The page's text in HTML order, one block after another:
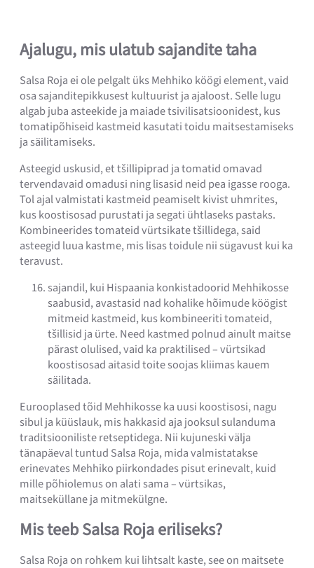
Ajalugu, mis ulatub sajandite taha
Salsa Roja ei ole pelgalt üks Mehhiko köögi element, vaid
osa sajanditepikkusest kultuurist ja ajaloost. Selle lugu
algab juba asteekide ja maiade tsivilisatsioonidest, kus
tomatipõhiseid kastmeid kasutati toidu maitsestamiseks
ja säilitamiseks.
Asteegid uskusid, et tšillipiprad ja tomatid omavad
tervendavaid omadusi ning lisasid neid pea igasse rooga.
Tol ajal valmistati kastmeid peamiselt kivist uhmrites,
kus koostisosad purustati ja segati ühtlaseks pastaks.
Kombineerides tomateid vürtsikate tšillidega, said
asteegid luua kastme, mis lisas toidule nii sügavust kui ka
teravust.
sajandil, kui Hispaania konkistadoorid Mehhikosse
saabusid, avastasid nad kohalike hõimude köögist
mitmeid kastmeid, kus kombineeriti tomateid,
tšillisid ja ürte. Need kastmed polnud ainult maitse
pärast olulised, vaid ka praktilised – vürtsikad
koostisosad aitasid toite soojas kliimas kauem
säilitada.
Eurooplased tõid Mehhikosse ka uusi koostisosi, nagu
sibul ja küüslauk, mis hakkasid aja jooksul sulanduma
traditsiooniliste retseptidega. Nii kujuneski välja
tänapäeval tuntud Salsa Roja, mida valmistatakse
erinevates Mehhiko piirkondades pisut erinevalt, kuid
mille põhiolemus on alati sama – vürtsikas,
maitseküllane ja mitmekülgne.
Mis teeb Salsa Roja eriliseks?
Salsa Roja on rohkem kui lihtsalt kaste, see on maitsete